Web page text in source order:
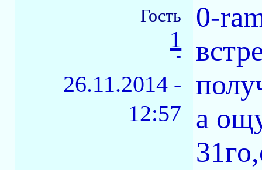
Гость
1
-
26.11.2014 -
12:57
0-
а